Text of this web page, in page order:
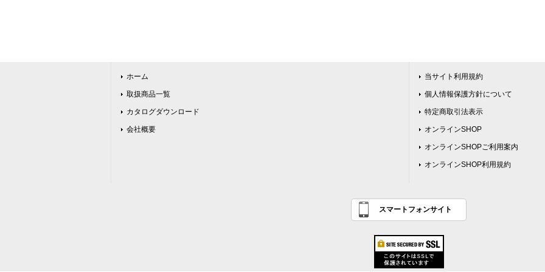
ホーム
取扱商品一覧
カタログダウンロード
会社概要
当サイト利用規約
個人情報保護方針について
特定商取引法表示
オンラインSHOP
オンラインSHOPご利用案内
オンラインSHOP利用規約
スマートフォンサイト